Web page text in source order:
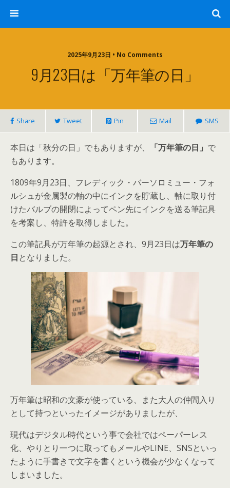
2025年9月23日 • No Comments
9月23日は「万年筆の日」
Share Tweet Pin Mail SMS
本日は「秋分の日」でもありますが、 「万年筆の日」 で
もあります。
1809年9月23日、フレディック・バーソロミュー・フォ
ルシュが金属製の軸の中にインクを貯蔵し、軸に取り付
けたバルブの開閉によってペン先にインクを送る筆記具
を考案し、特許を取得しました。
この筆記具が万年筆の起源とされ、9月23日は万年筆の
日となりました。
万年筆は昭和の文豪が使っている、また大人の仲間入り
として持つといったイメージがありましたが、
現代はデジタル時代という事で会社ではペーパーレス
化、やりとり一つに取ってもメールやLINE、SNSといっ
たように手書きで文字を書くという機会が少なくなって
しまいました。